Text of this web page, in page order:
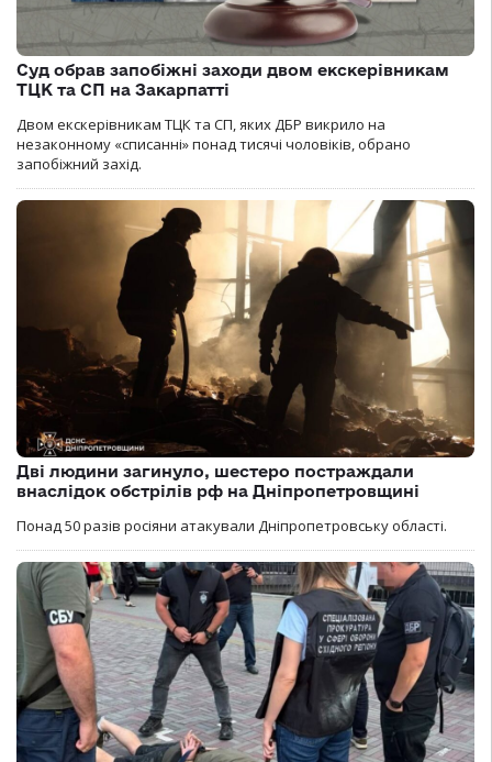
Суд обрав запобіжні заходи двом екскерівникам
ТЦК та СП на Закарпатті
Двом екскерівникам ТЦК та СП, яких ДБР викрило на
незаконному «списанні» понад тисячі чоловіків, обрано
запобіжний захід.
Дві людини загинуло, шестеро постраждали
внаслідок обстрілів рф на Дніпропетровщині
Понад 50 разів росіяни атакували Дніпропетровську області.